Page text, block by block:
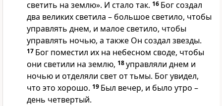
светить на землю». И стало так. 16 Бог создал
два великих светила – большое светило, чтобы
управлять днем, и малое светило, чтобы
управлять ночью, а также Он создал звезды.
17 Бог поместил их на небесном своде, чтобы
они светили на землю, 18управляли днем и
ночью и отделяли свет от тьмы. Бог увидел,
что это хорошо. 19 Был вечер, и было утро –
день четвертый.